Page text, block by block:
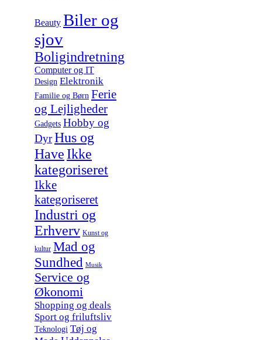
Beauty Biler og
sjov
Boligindretning
Computer og IT
Design Elektronik
Familie og Børn Ferie
og Lejligheder
Gadgets Hobby og
DyrHus og
Have Ikke
kategoriseret
Ikke
kategoriseret
Industri og
Erhverv Kunst og
kultur Mad og
Sundhed Musik
Service og
Økonomi
Shopping og deals
Sport og friluftsliv
Teknologi Tøj og